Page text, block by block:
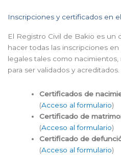
Inscripciones y certificados en
El Registro Civil de Bakio es
hacer todas las inscripciones
legales tales como
para ser validados y acreditados.
Certificados de
(Acceso al formulario)
Certificado de
(Acceso al formulario)
Certificado de
(Acceso al formulario)